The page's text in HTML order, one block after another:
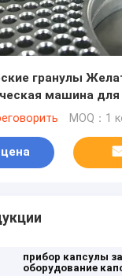
гранулы
машина для
MOQ：1
прибор капсулы
оборудование